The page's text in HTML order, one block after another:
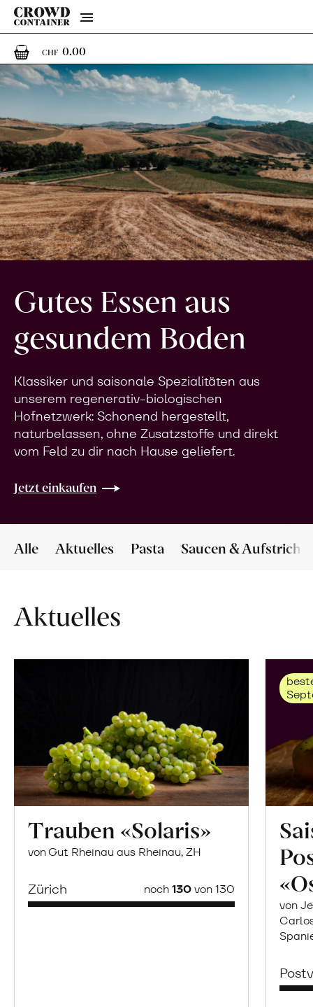
Menu
CHF 0.000 Artikel im Warenkorb
Gutes Essen aus
gesundem Boden
Klassiker und saisonale Spezialitäten aus
unserem regenerativ-biologischen
Hofnetzwerk: Schonend hergestellt,
naturbelassen, ohne Zusatzstoffe und direkt
vom Feld zu dir nach Hause geliefert.
Jetzt einkaufen
Alle Aktuelles Pasta Saucen & Aufstriche
Aktuelles
Trauben «Solaris»
von Gut Rheinau aus Rheinau, ZH
Zürich noch130von 130
von